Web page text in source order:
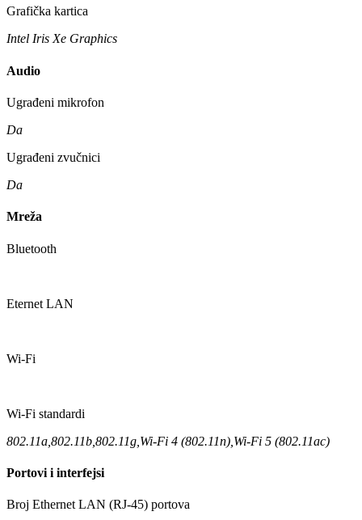
Grafička kartica
Intel Iris Xe Graphics
Audio
Ugrađeni mikrofon
Da
Ugrađeni zvučnici
Da
Mreža
Bluetooth
Eternet LAN
Wi-Fi
Wi-Fi standardi
802.11a,802.11b,802.11g,Wi-Fi 4 (802.11n),Wi-Fi 5 (802.11ac)
Portovi i interfejsi
Broj Ethernet LAN (RJ-45) portova